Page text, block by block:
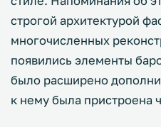
строгой архитектурой
многочисленных
появились элементы
было расширено
к нему была пристроена